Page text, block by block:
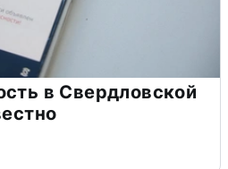
в Свердловской